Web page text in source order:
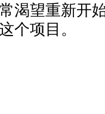
渴望重新开
个项目。